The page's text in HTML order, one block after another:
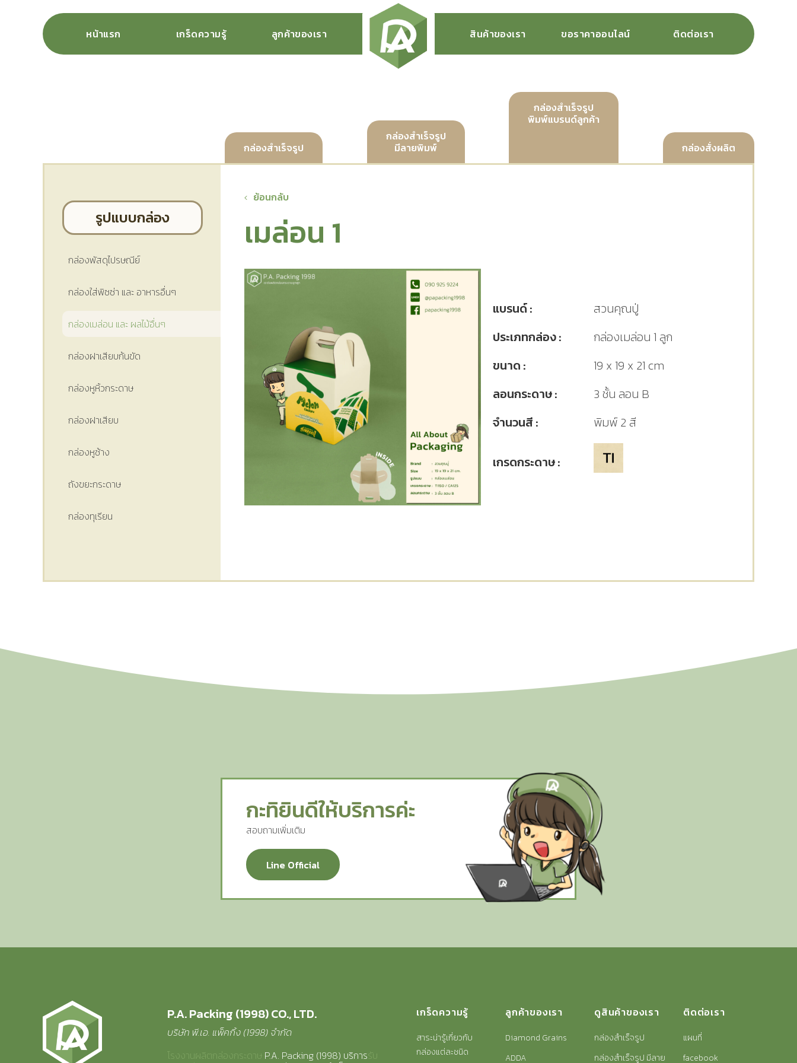
หน้าแรก เกร็ดความรู้ ลูกค้าของเรา สินค้าของเรา ขอราคาออนไลน์ ติดต่อเรา
กล่องสำเร็จรูป
กล่องสำเร็จรูป
มีลายพิมพ์
กล่องสำเร็จรูป
พิมพ์แบรนด์ลูกค้า
กล่องสั่งผลิต
รูปแบบกล่อง
กล่องพัสดุไปรษณีย์
กล่องใส่พิซซ่า และ อาหารอื่นๆ
กล่องเมล่อน และ ผลไม้อื่นๆ
กล่องฝาเสียบก้นขัด
กล่องหูหิ้วกระดาษ
กล่องฝาเสียบ
กล่องหูช้าง
ถังขยะกระดาษ
กล่องทุเรียน
ย้อนกลับ
เมล่อน 1
แบรนด์ :
สวนคุณปู่
ประเภทกล่อง :
กล่องเมล่อน 1 ลูก
ขนาด :
19 x 19 x 21 cm
ลอนกระดาษ :
3 ชั้น ลอน B
จำนวนสี :
พิมพ์ 2 สี
เกรดกระดาษ :
กะทิยินดีให้บริการค่ะ
สอบถามเพิ่มเติม
Line Official
P.A. Packing (1998) CO., LTD.
บริษัท พี.เอ. แพ็คกิ้ง (1998) จำกัด
โรงงานผลิตกล่องกระดาษ P.A. Packing (1998) บริการรับ
เกร็ดความรู้
สาระน่ารู้เกี่ยวกับ
กล่องแต่ละชนิด
ลูกค้าของเรา
Diamond Grains
ADDA
ดูสินค้าของเรา
กล่องสำเร็จรูป
กล่องสำเร็จรูป มีลาย
ติดต่อเรา
แผนที่
facebook